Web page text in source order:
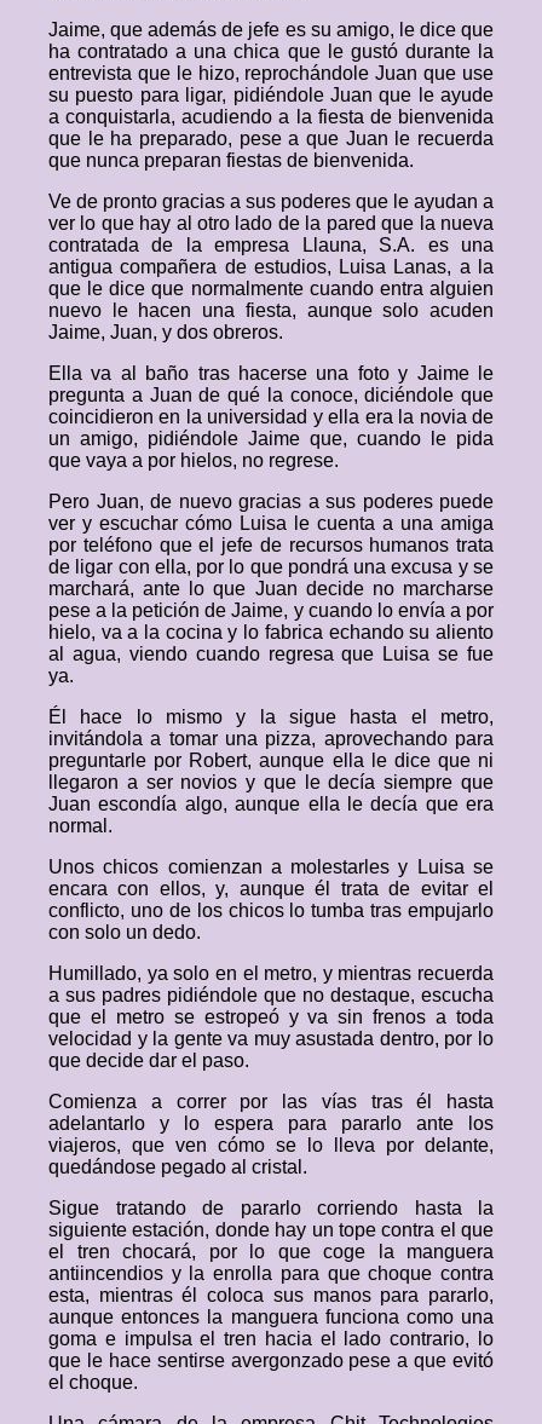
Jaime, que además de jefe es su amigo, le dice que
ha contratado a una chica que le gustó durante la
entrevista que le hizo, reprochándole Juan que use
su puesto para ligar, pidiéndole Juan que le ayude
a conquistarla, acudiendo a la fiesta de bienvenida
que le ha preparado, pese a que Juan le recuerda
que nunca preparan fiestas de bienvenida.
Ve de pronto gracias a sus poderes que le ayudan a
ver lo que hay al otro lado de la pared que la nueva
contratada de la empresa Llauna, S.A. es una
antigua compañera de estudios, Luisa Lanas, a la
que le dice que normalmente cuando entra alguien
nuevo le hacen una fiesta, aunque solo acuden
Jaime, Juan, y dos obreros.
Ella va al baño tras hacerse una foto y Jaime le
pregunta a Juan de qué la conoce, diciéndole que
coincidieron en la universidad y ella era la novia de
un amigo, pidiéndole Jaime que, cuando le pida
que vaya a por hielos, no regrese.
Pero Juan, de nuevo gracias a sus poderes puede
ver y escuchar cómo Luisa le cuenta a una amiga
por teléfono que el jefe de recursos humanos trata
de ligar con ella, por lo que pondrá una excusa y se
marchará, ante lo que Juan decide no marcharse
pese a la petición de Jaime, y cuando lo envía a por
hielo, va a la cocina y lo fabrica echando su aliento
al agua, viendo cuando regresa que Luisa se fue
ya.
Él hace lo mismo y la sigue hasta el metro,
invitándola a tomar una pizza, aprovechando para
preguntarle por Robert, aunque ella le dice que ni
llegaron a ser novios y que le decía siempre que
Juan escondía algo, aunque ella le decía que era
normal.
Unos chicos comienzan a molestarles y Luisa se
encara con ellos, y, aunque él trata de evitar el
conflicto, uno de los chicos lo tumba tras empujarlo
con solo un dedo.
Humillado, ya solo en el metro, y mientras recuerda
a sus padres pidiéndole que no destaque, escucha
que el metro se estropeó y va sin frenos a toda
velocidad y la gente va muy asustada dentro, por lo
que decide dar el paso.
Comienza a correr por las vías tras él hasta
adelantarlo y lo espera para pararlo ante los
viajeros, que ven cómo se lo lleva por delante,
quedándose pegado al cristal.
Sigue tratando de pararlo corriendo hasta la
siguiente estación, donde hay un tope contra el que
el tren chocará, por lo que coge la manguera
antiincendios y la enrolla para que choque contra
esta, mientras él coloca sus manos para pararlo,
aunque entonces la manguera funciona como una
goma e impulsa el tren hacia el lado contrario, lo
que le hace sentirse avergonzado pese a que evitó
el choque.